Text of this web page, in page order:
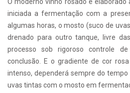
iniciada a fermentação com a
algumas horas, o mosto (suco de
drenado para outro tanque, livre
processo sob rigoroso controle
conclusão. E o gradiente de cor
intenso, dependerá sempre do
uvas tintas com o mosto em